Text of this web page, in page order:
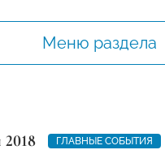
Меню раздела
2018 ГЛАВНЫЕ СОБЫТИЯ